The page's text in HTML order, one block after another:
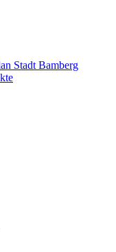
Stadt Bamberg